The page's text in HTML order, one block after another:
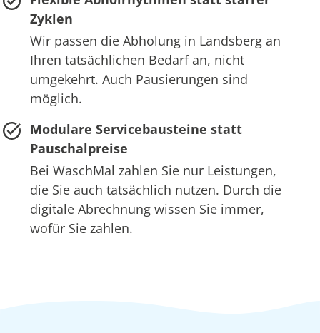
Zyklen
Wir passen die Abholung in Landsberg an
Ihren tatsächlichen Bedarf an, nicht
umgekehrt. Auch Pausierungen sind
möglich.
Modulare Servicebausteine statt
Pauschalpreise
Bei WaschMal zahlen Sie nur Leistungen,
die Sie auch tatsächlich nutzen. Durch die
digitale Abrechnung wissen Sie immer,
wofür Sie zahlen.